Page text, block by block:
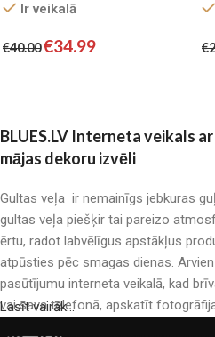
Ir veikalā
€40.00€34.99 €
BLUES.LV Interneta veikals
mājas dekoru izvēli
Gultas veļa ir nemainīgs jebkuras
gultas veļa piešķir tai pareizo
ērtu, radot labvēlīgus apstākļus
atpūsties pēc smagas dienas.
pasūtījumu interneta veikalā, kad
vai sava telefonā, apskatīt
Lasīt vairāk...